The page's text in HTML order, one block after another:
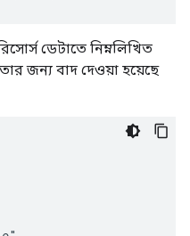
ডেটাতে নিম্নলিখিত
জন্য বাদ দেওয়া হয়েছে